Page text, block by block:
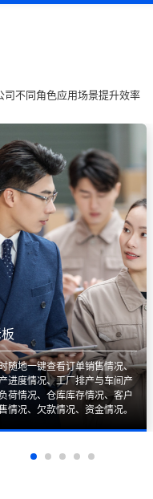
司不同角色应用场景提升效率
随地一键查看订单销售情况、
进度情况、工厂排产与车间产
荷情况、仓库库存情况、客户
情况、欠款情况、资金情况。